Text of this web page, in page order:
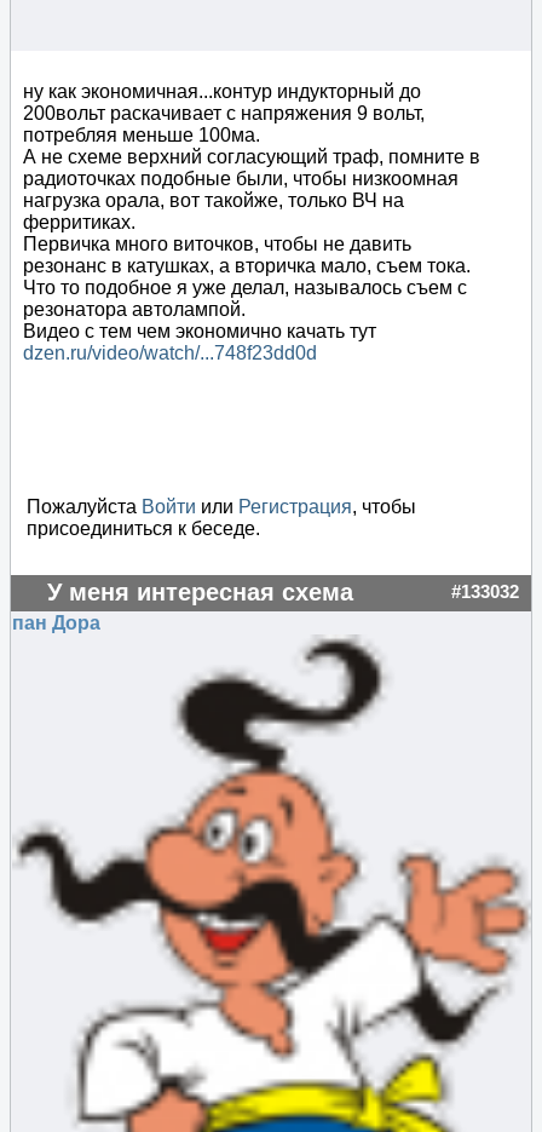
ну как экономичная...контур индукторный до
200вольт раскачивает с напряжения 9 вольт,
потребляя меньше 100ма.
А не схеме верхний согласующий траф, помните в
радиоточках подобные были, чтобы низкоомная
нагрузка орала, вот такойже, только ВЧ на
ферритиках.
Первичка много виточков, чтобы не давить
резонанс в катушках, а вторичка мало, съем тока.
Что то подобное я уже делал, называлось съем с
резонатора автолампой.
Видео с тем чем экономично качать тут
dzen.ru/video/watch/...748f23dd0d
Пожалуйста Войти или Регистрация, чтобы
присоединиться к беседе.
У меня интересная схема #133032
пан Дора